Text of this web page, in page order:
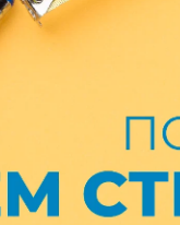
преимущества
объекты